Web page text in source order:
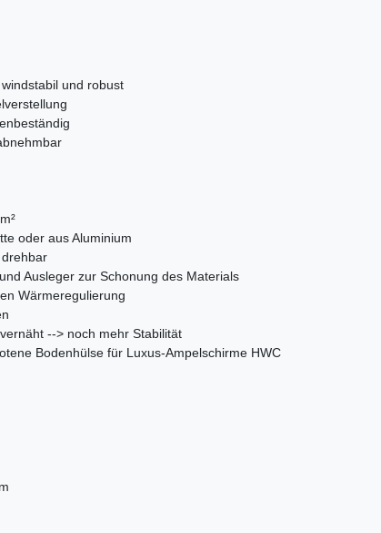
und robust
oder aus Aluminium
Ausleger zur Schonung des Materials
Wärmeregulierung
--> noch mehr Stabilität
Bodenhülse für Luxus-Ampelschirme HWC